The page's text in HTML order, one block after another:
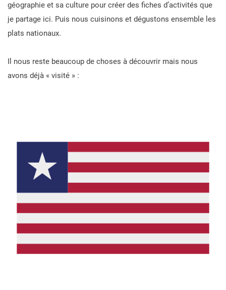
géographie et sa culture pour créer des fiches d’activités que
je partage ici. Puis nous cuisinons et dégustons ensemble les
plats nationaux.
Il nous reste beaucoup de choses à découvrir mais nous
avons déjà « visité » :